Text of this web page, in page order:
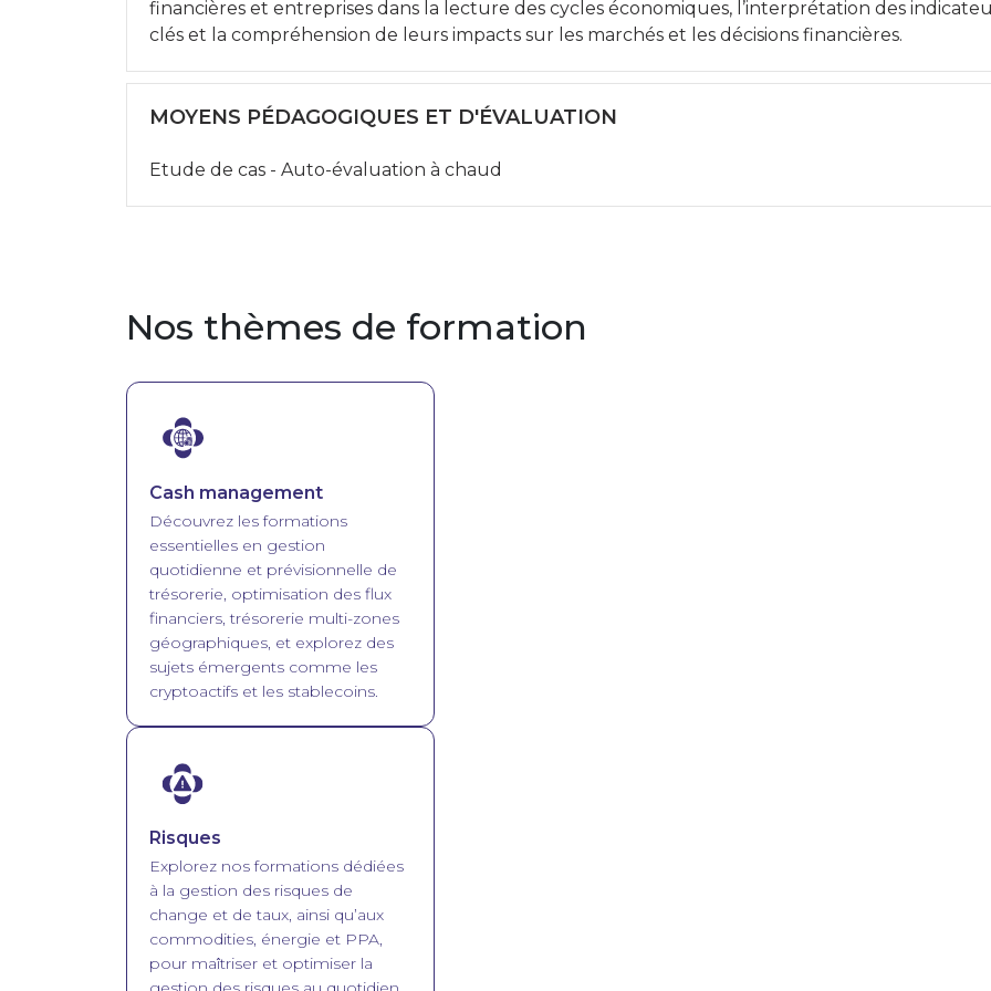
financières et entreprises dans la lecture des cycles économiques, l’interprétation des
clés et la compréhension de leurs impacts sur les marchés et les décisions financières.
MOYENS PÉDAGOGIQUES ET D'ÉVALUATION
Etude de cas - Auto-évaluation à chaud
Nos thèmes de formation
Image
Cash management
Découvrez les formations
essentielles en gestion
quotidienne et prévisionnelle de
trésorerie, optimisation des flux
financiers, trésorerie multi-zones
géographiques, et explorez des
sujets émergents comme les
cryptoactifs et les stablecoins.
Image
Risques
Explorez nos formations dédiées
à la gestion des risques de
change et de taux, ainsi qu’aux
commodities, énergie et PPA,
pour maîtriser et optimiser la